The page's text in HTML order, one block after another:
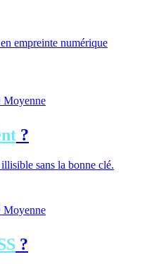
empreinte numérique
Moyenne
?
sans la bonne clé.
Moyenne
?